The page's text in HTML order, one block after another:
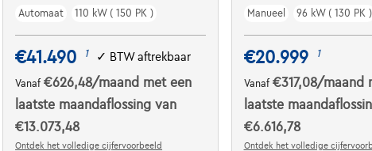
Automaat
110 kW ( 150 PK )
€41.490 1 ✓ BTW aftrekbaar
Vanaf€626,48/maand met een
laatste maandaflossing van
€13.073,48
Ontdek het volledige cijfervoorbeeld
Manueel
96 kW ( 130 PK )
€20.999 1
Vanaf €317,08/maand
laatste
€6.616,78
Ontdek het volledige